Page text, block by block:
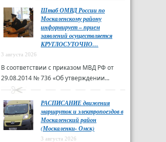
Штаб ОМВД России по
Москаленскому району
информирует – прием
заявлений осуществляется
КРУГЛОСУТОЧНО…
3 августа 2026
В соответствии с приказом МВД РФ от
29.08.2014 № 736 «Об утверждении...
РАСПИСАНИЕ движения
маршруток и электропоездов в
Москаленский район
(Москаленки- Омск)
3 августа 2026